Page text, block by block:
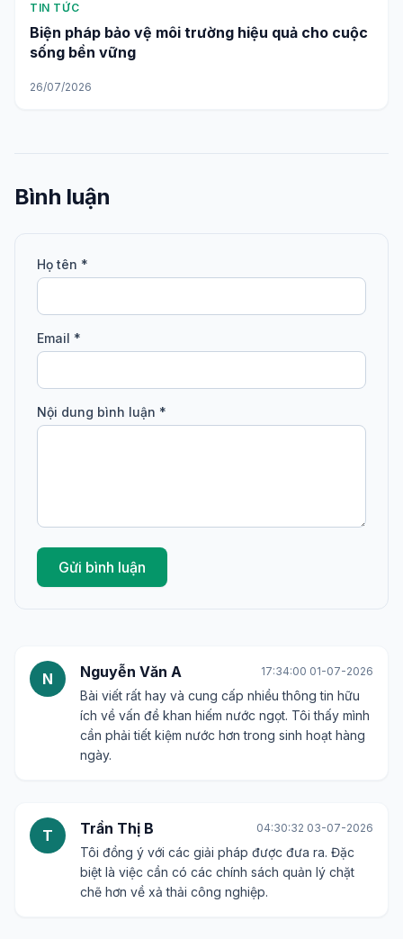
TIN TỨC
Biện pháp bảo vệ môi trường hiệu quả cho cuộc
sống bền vững
26/07/2026
Bình luận
Họ tên *
Email *
Nội dung bình luận *
Gửi bình luận
N Nguyễn Văn A 17:34:00 01-07-2026
Bài viết rất hay và cung cấp nhiều thông tin hữu
ích về vấn đề khan hiếm nước ngọt. Tôi thấy mình
cần phải tiết kiệm nước hơn trong sinh hoạt hàng
ngày.
T Trần Thị B 04:30:32 03-07-2026
Tôi đồng ý với các giải pháp được đưa ra. Đặc
biệt là việc cần có các chính sách quản lý chặt
chẽ hơn về xả thải công nghiệp.